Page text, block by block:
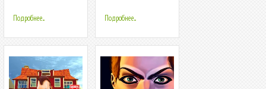
Подробнее... Подробнее...